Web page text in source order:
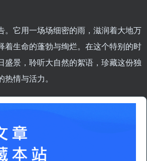
它用一场场细密的雨，滋润着大地万
生命的蓬勃与绚烂。在这个特别的时
景，聆听大自然的絮语，珍藏这份独
情与活力。